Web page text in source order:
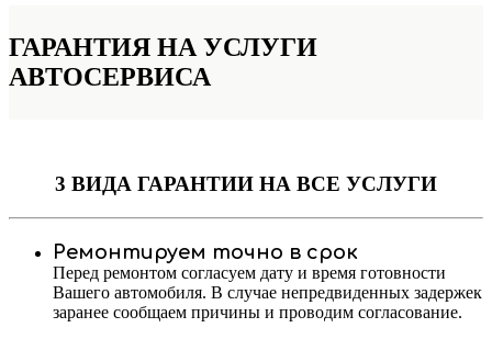
ГАРАНТИЯ НА УСЛУГИ
АВТОСЕРВИСА
3 ВИДА ГАРАНТИИ НА ВСЕ УСЛУГИ
Ремонтируем точно в срок
Перед ремонтом согласуем дату и время готовности
Вашего автомобиля. В случае непредвиденных задержек
заранее сообщаем причины и проводим согласование.